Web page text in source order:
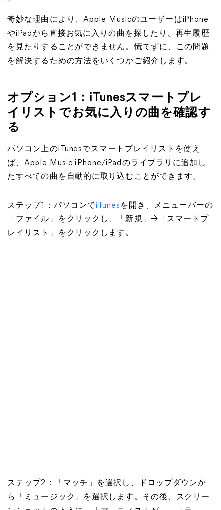
奇妙な理由により、Apple MusicのユーザーはiPhone
やiPadから直接お気に入りの曲を探したり、再生履歴
を見たりすることができません。慌てずに、この問題
を解決するための方法をいくつかご紹介します。
オプション1：iTunesスマートプレ
イリストでお気に入りの曲を確認す
る
パソコン上のiTunesでスマートプレイリストを使え
ば、Apple Music iPhone/iPadのライブラリに追加し
たすべての曲を自動的に取り込むことができます。
ステップ1：パソコンでiTunes を開き、メニューバーの
「ファイル」をクリックし、「新規」→「スマートプ
レイリスト」をクリックします。
ステップ2：「マッチ」を選択し、ドロップダウンか
ら「ミュージック」を選択します。その後、スクリー